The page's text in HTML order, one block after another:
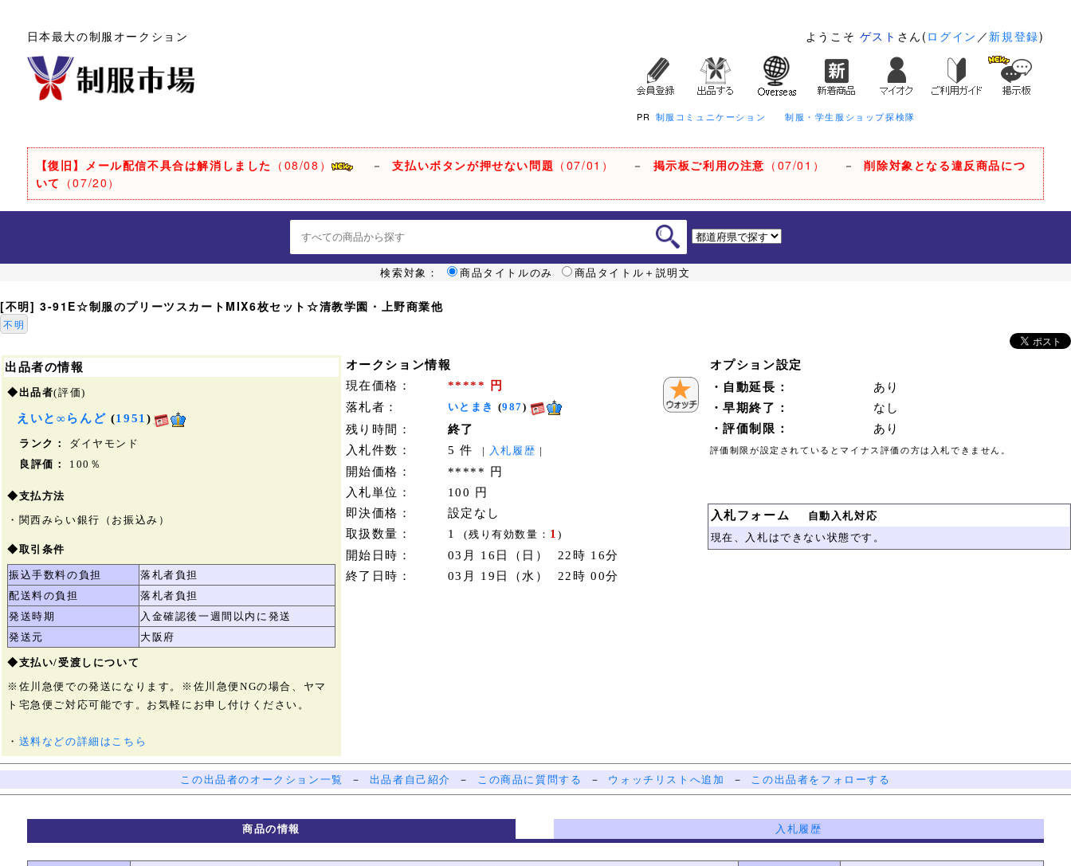
日本最大の制服オークション ようこそ ゲスト さん( ログイン ／ 新規登録)
PR 制服コミュニケーション 制服・学生服ショップ探検隊
【復旧】メール配信不具合は解消しました （08/08） －支払いボタンが押せない問題 （07/01） － 掲示板ご利用の注意 （07/01） －削除対象となる違反商品につ
いて （07/20）
検索対象： 商品タイトルのみ 商品タイトル＋説明文
[不明] 3-91E☆制服のプリーツスカートMIX6枚セット☆清教学園・上野商業他
不明
オークション情報
現在価格：
***** 円
落札者：
いとまき (987)
残り時間：
終了
入札件数：
5 件 | 入札履歴 |
開始価格：
***** 円
入札単位：
100 円
即決価格：
設定なし
取扱数量：
1(残り有効数量： 1 )
開始日時：
03月 16日（日） 22時 16分
終了日時：
03月 19日（水） 22時 00分
オプション設定
・自動延長：
あり
・早期終了：
なし
・評価制限：
あり
評価制限が設定されているとマイナス評価の方は入札できません。
入札フォーム
自動入札対応
現在、入札はできない状態です。
出品者の情報
◆出品者(評価)
えいと∞らんど (1951 )
ランク：
ダイヤモンド
良評価：
100％
◆支払方法
・関西みらい銀行（お振込み）
◆取引条件
振込手数料の負担
落札者負担
配送料の負担
落札者負担
発送時期
入金確認後一週間以内に発送
発送元
大阪府
◆支払い/受渡しについて
※佐川急便での発送になります。※佐川急便NGの場合、ヤマ
ト宅急便ご対応可能です。お気軽にお申し付けください。
・ 送料などの詳細はこちら
この出品者のオークション一覧 － 出品者自己紹介 － この商品に質問する － ウォッチリストへ追加 － この出品者をフォローする
商品の情報 入札履歴